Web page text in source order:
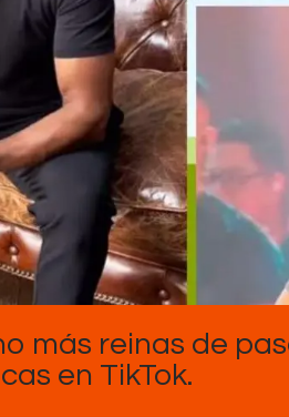
más reinas de
en TikTok.